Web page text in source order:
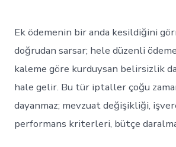
Ek ödemenin bir anda kesildiğini
doğrudan sarsar; hele düzenli
kaleme göre kurduysan belirsizlik
hale gelir. Bu tür iptaller çoğu
dayanmaz; mevzuat değişikliği,
performans kriterleri, bütçe